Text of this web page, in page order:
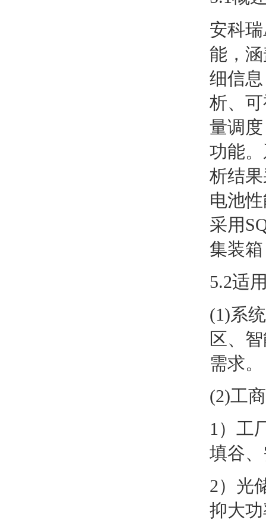
安科
能，
细信
析、
量调
功能
析结
电池
采用
集装
5.2适
(1)系
区、
需求。
(2)工
1）工
填谷
2）光
抑大